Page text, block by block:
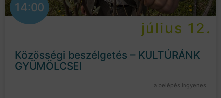
14:00
július 12.
Közösségi beszélgetés – KULTÚRÁNK
GYÜMÖLCSEI
a belépés ingyenes